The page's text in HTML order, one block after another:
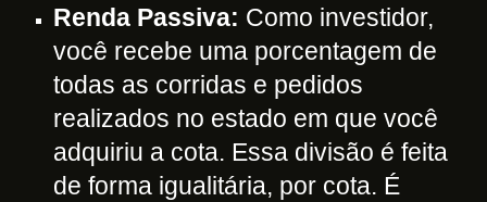
Renda Passiva: Como investidor,
você recebe uma porcentagem de
todas as corridas e pedidos
realizados no estado em que você
adquiriu a cota. Essa divisão é feita
de forma igualitária, por cota. É